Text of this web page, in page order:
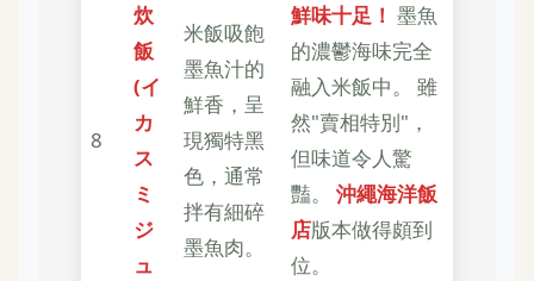
8
炊
飯
(イ
カ
ス
ミ
ジ
ュ
米飯吸飽
墨魚汁的
鮮香，呈
現獨特黑
色，通常
拌有細碎
墨魚肉。
鮮味十足！ 墨魚
的濃鬱海味完全
融入米飯中。 雖
然"賣相特別"，
但味道令人驚
豔。 沖繩海洋飯
店版本做得頗到
位。